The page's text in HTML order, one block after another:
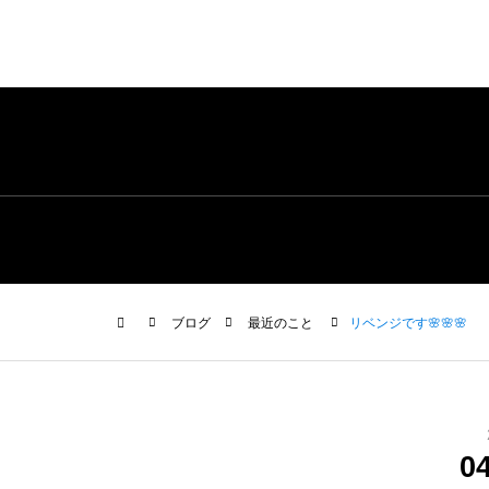
ブログ 最近のこと リベンジです🌸🌸🌸